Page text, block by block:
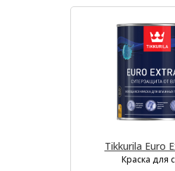
Tikkurila Euro
Краска для